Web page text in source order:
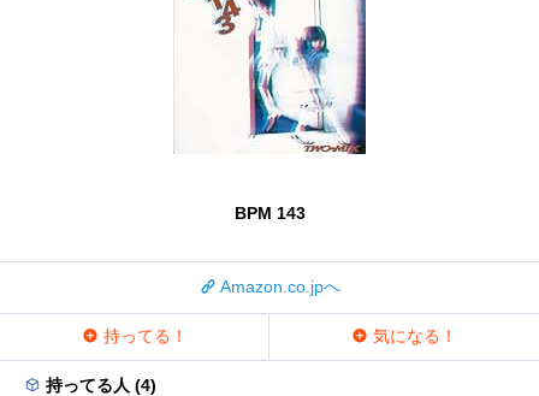
BPM 143
Amazon.co.jpへ
持ってる！ 気になる！
持ってる人 (4)